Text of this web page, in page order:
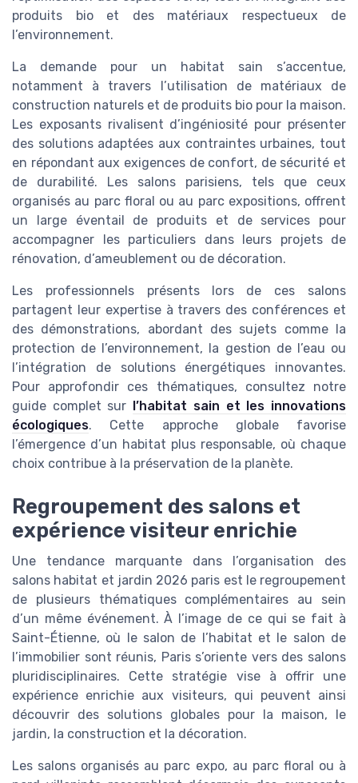
produits bio et des matériaux respectueux de
l’environnement.
La demande pour un habitat sain s’accentue,
notamment à travers l’utilisation de matériaux de
construction naturels et de produits bio pour la maison.
Les exposants rivalisent d’ingéniosité pour présenter
des solutions adaptées aux contraintes urbaines, tout
en répondant aux exigences de confort, de sécurité et
de durabilité. Les salons parisiens, tels que ceux
organisés au parc floral ou au parc expositions, offrent
un large éventail de produits et de services pour
accompagner les particuliers dans leurs projets de
rénovation, d’ameublement ou de décoration.
Les professionnels présents lors de ces salons
partagent leur expertise à travers des conférences et
des démonstrations, abordant des sujets comme la
protection de l’environnement, la gestion de l’eau ou
l’intégration de solutions énergétiques innovantes.
Pour approfondir ces thématiques, consultez notre
guide complet sur
l’habitat sain et les innovations
écologiques. Cette approche globale favorise
l’émergence d’un habitat plus responsable, où chaque
choix contribue à la préservation de la planète.
Regroupement des salons et
expérience visiteur enrichie
Une tendance marquante dans l’organisation des
salons habitat et jardin 2026 paris est le regroupement
de plusieurs thématiques complémentaires au sein
d’un même événement. À l’image de ce qui se fait à
Saint-Étienne, où le salon de l’habitat et le salon de
l’immobilier sont réunis, Paris s’oriente vers des salons
pluridisciplinaires. Cette stratégie vise à offrir une
expérience enrichie aux visiteurs, qui peuvent ainsi
découvrir des solutions globales pour la maison, le
jardin, la construction et la décoration.
Les salons organisés au parc expo, au parc floral ou à